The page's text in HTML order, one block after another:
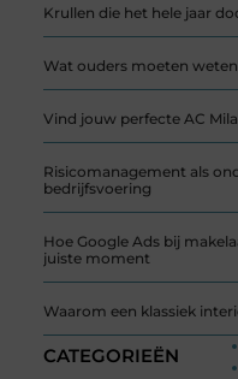
Krullen die het hele jaar
Wat ouders moeten
Vind jouw perfecte AC
Risicomanagement als
bedrijfsvoering
Hoe Google Ads bij
juiste moment
Waarom een klassiek
CATEGORIEËN